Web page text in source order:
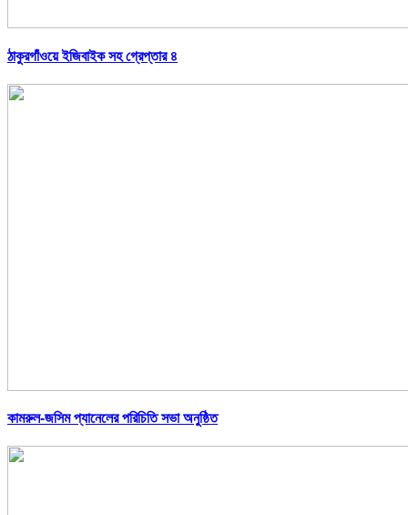
ঠাকুরগাঁওয়ে ইজিবাইক সহ গ্রেপ্তার ৪
কামরুল-জসিম প্যানেলের পরিচিতি সভা অনুষ্ঠিত